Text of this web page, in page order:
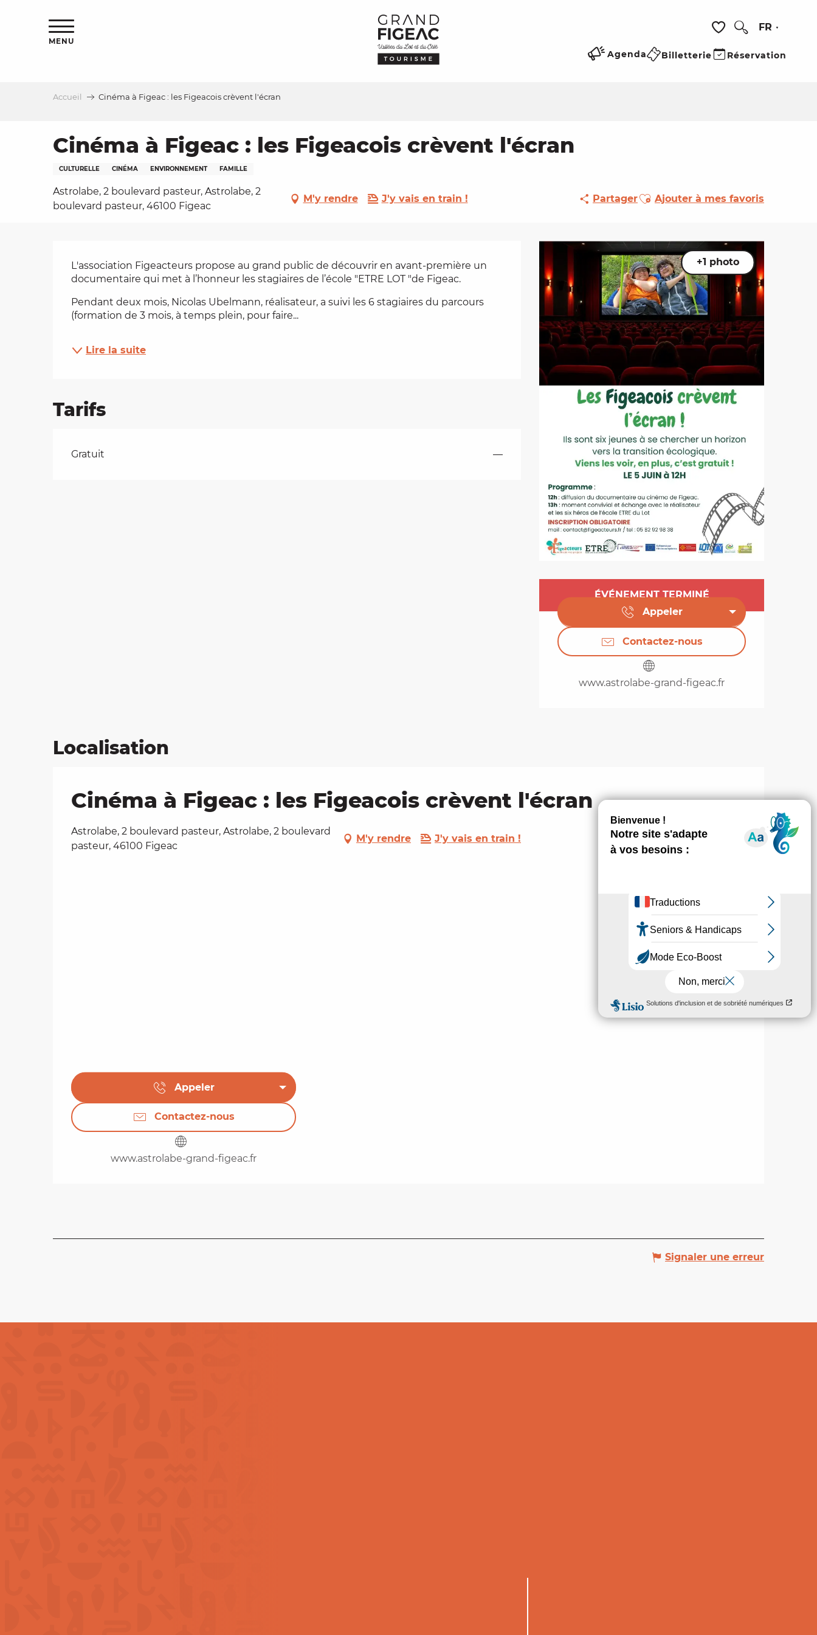
Voir les favoris
FR
MENU
Agenda Billetterie Réservation
Accueil Cinéma à Figeac : les Figeacois crèvent l'écran
Cinéma à Figeac : les Figeacois crèvent l'écran
CULTURELLE CINÉMA ENVIRONNEMENT FAMILLE
Astrolabe, 2 boulevard pasteur, Astrolabe, 2
boulevard pasteur, 46100 Figeac
M'y rendre J'y vais en train ! PartagerAjouter aux favoris
Ajouter à mes favoris
+1 photo
Ouverture et
ÉVÉNEMENT TERMINÉ
Appeler
Contactez-nous
www.astrolabe-grand-figeac.fr
Description
L'association Figeacteurs propose au grand public de découvrir en avant-première un
documentaire qui met à l’honneur les stagiaires de l’école "ETRE LOT "de Figeac.
Pendant deux mois, Nicolas Ubelmann, réalisateur, a suivi les 6 stagiaires du parcours
(formation de 3 mois, à temps plein, pour faire...
Lire la suite
Tarifs
Tarifs 2026
Gratuit —
Localisation
Cinéma à Figeac : les Figeacois crèvent l'écran
Astrolabe, 2 boulevard pasteur, Astrolabe, 2 boulevard
pasteur, 46100 Figeac
M'y rendre J'y vais en train !
Appeler
Contactez-nous
www.astrolabe-grand-figeac.fr
Signaler une erreur